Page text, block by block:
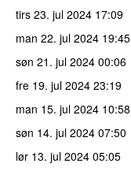
tirs 23. jul 2024 17:09
man 22. jul 2024 19:45
søn 21. jul 2024 00:06
fre 19. jul 2024 23:19
man 15. jul 2024 10:58
søn 14. jul 2024 07:50
lør 13. jul 2024 05:05